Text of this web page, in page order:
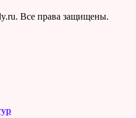
Все права защищены.